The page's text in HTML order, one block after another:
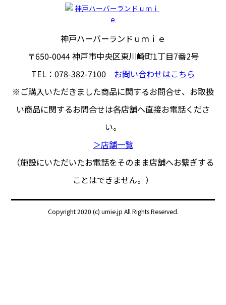
神戸ハーバーランドｕｍｉｅ
〒650-0044神戸市中央区東川崎町1丁目7番2号
TEL： 078-382-7100
お問い合わせはこちら
※ご購入いただきました商品に関するお問合せ、 お取扱
い商品に関するお問合せは各店舗へ直接お電話くださ
い。
＞店舗一覧
（施設にいただいたお電話をそのまま店舗へお繋ぎする
ことはできません。）
Copyright 2020 (c) umie.jp All Rights Reserved.